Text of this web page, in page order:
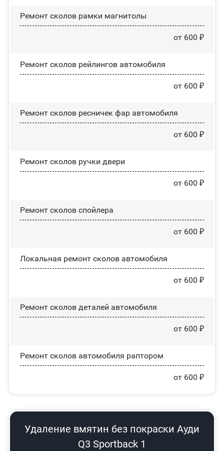
Ремонт сколов рамки магнитолы
от 600 ₽
Ремонт сколов рейлингов автомобиля
от 600 ₽
Ремонт сколов ресничек фар автомобиля
от 600 ₽
Ремонт сколов ручки двери
от 600 ₽
Ремонт сколов спойлера
от 600 ₽
Локальная ремонт сколов автомобиля
от 600 ₽
Ремонт сколов деталей автомобиля
от 600 ₽
Ремонт сколов автомобиля раптором
от 600 ₽
Удаление вмятин без покраски Ауди
Q3 Sportback 1